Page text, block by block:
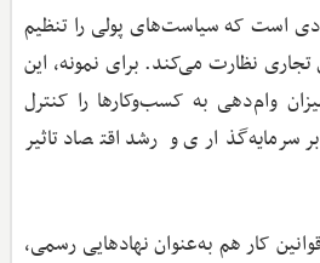
است که سیاست‌های پولی را تنظیم
نظارت می‌کند. برای نمونه، این
وام‌دهی به کسب‌وکارها را کنترل
و رشد اقتصاد تاثیر
کار هم به‌عنوان نهادهایی رسمی،